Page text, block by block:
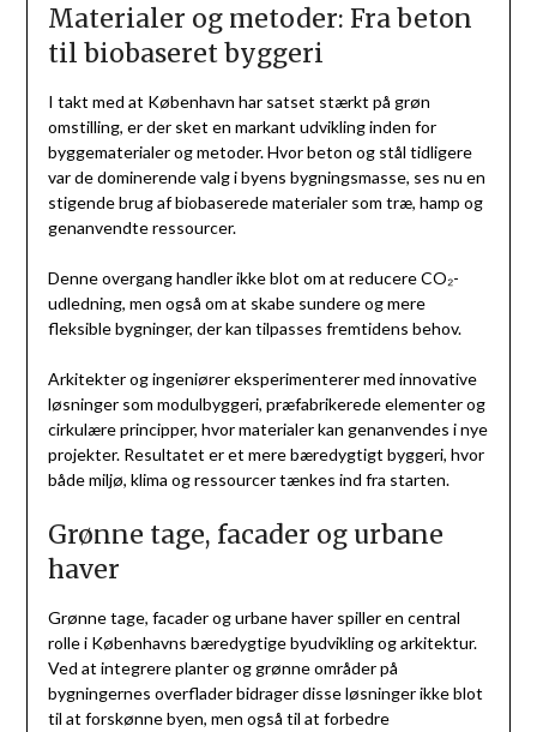
Materialer og metoder: Fra beton
til biobaseret byggeri
I takt med at København har satset stærkt på grøn
omstilling, er der sket en markant udvikling inden for
byggematerialer og metoder. Hvor beton og stål tidligere
var de dominerende valg i byens bygningsmasse, ses nu en
stigende brug af biobaserede materialer som træ, hamp og
genanvendte ressourcer.
Denne overgang handler ikke blot om at reducere CO₂-
udledning, men også om at skabe sundere og mere
fleksible bygninger, der kan tilpasses fremtidens behov.
Arkitekter og ingeniører eksperimenterer med innovative
løsninger som modulbyggeri, præfabrikerede elementer og
cirkulære principper, hvor materialer kan genanvendes i nye
projekter. Resultatet er et mere bæredygtigt byggeri, hvor
både miljø, klima og ressourcer tænkes ind fra starten.
Grønne tage, facader og urbane
haver
Grønne tage, facader og urbane haver spiller en central
rolle i Københavns bæredygtige byudvikling og arkitektur.
Ved at integrere planter og grønne områder på
bygningernes overflader bidrager disse løsninger ikke blot
til at forskønne byen, men også til at forbedre